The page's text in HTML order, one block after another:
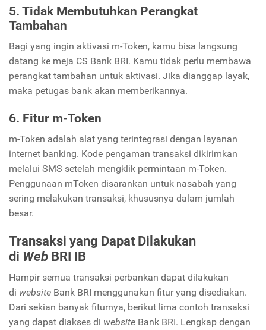
5. Tidak Membutuhkan Perangkat
Tambahan
Bagi yang ingin aktivasi m-Token, kamu bisa langsung
datang ke meja CS Bank BRI. Kamu tidak perlu membawa
perangkat tambahan untuk aktivasi. Jika dianggap layak,
maka petugas bank akan memberikannya.
6. Fitur m-Token
m-Token adalah alat yang terintegrasi dengan layanan
internet banking. Kode pengaman transaksi dikirimkan
melalui SMS setelah mengklik permintaan m-Token.
Penggunaan mToken disarankan untuk nasabah yang
sering melakukan transaksi, khususnya dalam jumlah
besar.
Transaksi yang Dapat Dilakukan
di Web BRI IB
Hampir semua transaksi perbankan dapat dilakukan
di website Bank BRI menggunakan fitur yang disediakan.
Dari sekian banyak fiturnya, berikut lima contoh transaksi
yang dapat diakses di website Bank BRI. Lengkap dengan